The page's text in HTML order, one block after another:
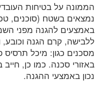
הממונה על בטיחות
נמצאים בשטח (סוכנים,
באמצעים להגנה מפני
ללבישה, קרם הגנה וכובע,
מסכנים כגון: מיכל
באזורי סכנה. כמו כן,
נכון באמצעי ההגנה.